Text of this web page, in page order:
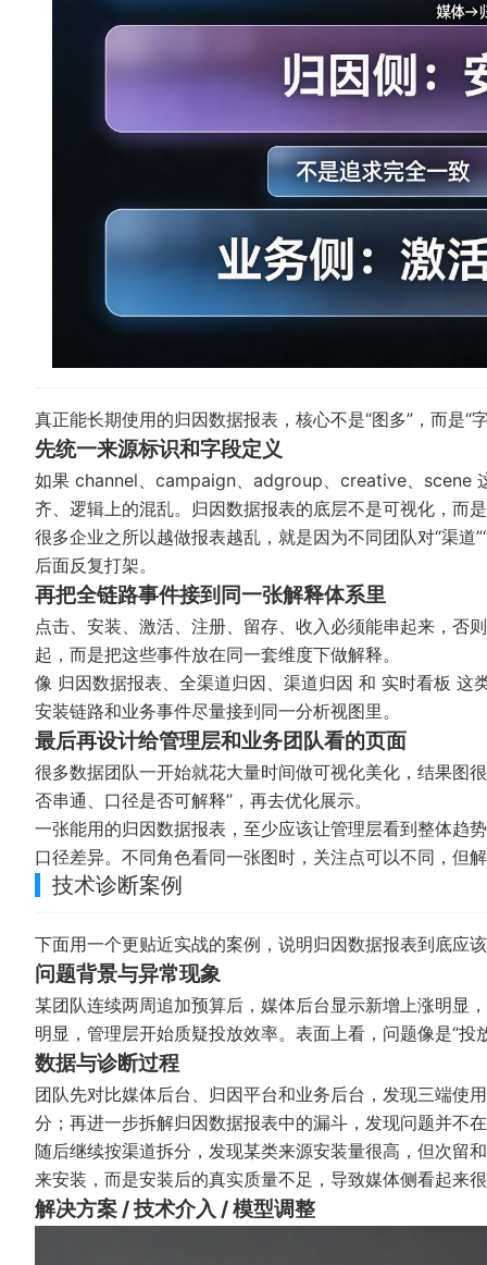
真正能长期使用的归因数据报表，核心不是“图多”，而是“
先统一来源标识和字段定义
如果 channel、campaign、adgroup、creative、scene
齐、逻辑上的混乱。归因数据报表的底层不是可视化，而
很多企业之所以越做报表越乱，就是因为不同团队对“渠道
后面反复打架。
再把全链路事件接到同一张解释体系里
点击、安装、激活、注册、留存、收入必须能串起来，否
起，而是把这些事件放在同一套维度下做解释。
像 归因数据报表、 全渠道归因、 渠道归因 和 实时看板 这
安装链路和业务事件尽量接到同一分析视图里。
最后再设计给管理层和业务团队看的页面
很多数据团队一开始就花大量时间做可视化美化，结果图
否串通、口径是否可解释”，再去优化展示。
一张能用的归因数据报表，至少应该让管理层看到整体趋
口径差异。不同角色看同一张图时，关注点可以不同，但
技术诊断案例
下面用一个更贴近实战的案例，说明归因数据报表到底应
问题背景与异常现象
某团队连续两周追加预算后，媒体后台显示新增上涨明显
明显，管理层开始质疑投放效率。表面上看，问题像是“
数据与诊断过程
团队先对比媒体后台、归因平台和业务后台，发现三端使
分；再进一步拆解归因数据报表中的漏斗，发现问题并不
随后继续按渠道拆分，发现某类来源安装量很高，但次留
来安装，而是安装后的真实质量不足，导致媒体侧看起来
解决方案 / 技术介入 / 模型调整